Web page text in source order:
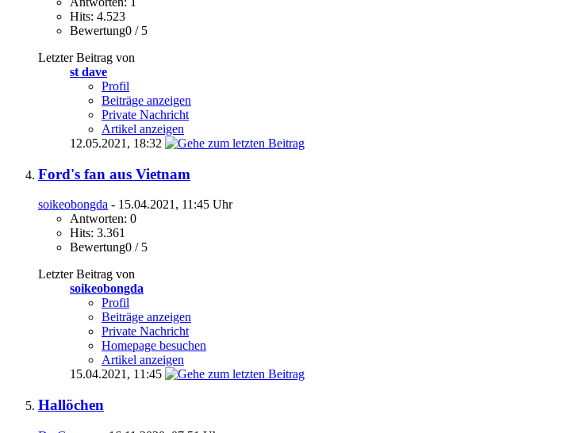
Hits: 4.523
Bewertung0 / 5
Letzter Beitrag von
st dave
Profil
Beiträge anzeigen
Private Nachricht
Artikel anzeigen
12.05.2021, 18:32
Ford's fan aus Vietnam
soikeobongda - 15.04.2021, 11:45 Uhr
Antworten: 0
Hits: 3.361
Bewertung0 / 5
Letzter Beitrag von
soikeobongda
Profil
Beiträge anzeigen
Private Nachricht
Homepage besuchen
Artikel anzeigen
15.04.2021, 11:45
Hallöchen